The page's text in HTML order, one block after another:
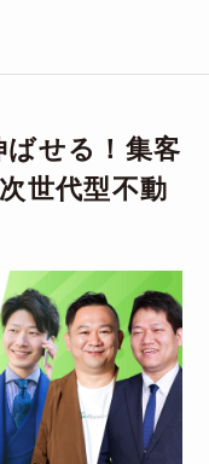
ばせる！集客
世代型不動